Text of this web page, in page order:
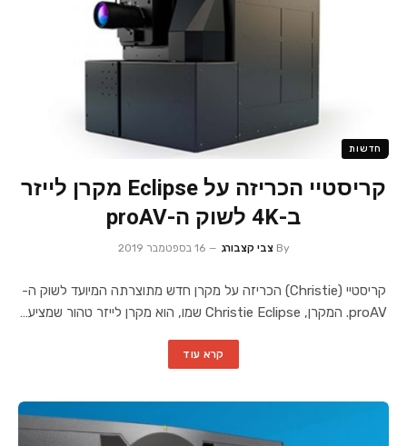
חדשות
קריסטיי הכריזה על Eclipse מקרן לייזר
ב-4K לשוק ה-proAV
By צבי קצבורג 16 בספטמבר 2019
קריסטיי (Christie) הכריזה על מקרן חדש מתוצרתה המיועד לשוק ה-
proAV. המקרן, Christie Eclipse שמו, הוא מקרן לייזר טהור שמציע…
קרא עוד